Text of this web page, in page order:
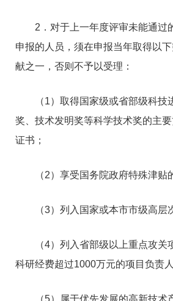
2．对于上一年度评审未能通过
申报的人员，须在申报当年取得以
献之一，否则不予以受理：
（1）取得国家级或省部级科技
奖、技术发明奖等科学技术奖的主
证书；
（2）享受国务院政府特殊津贴
（3）列入国家或本市市级高层
（4）列入省部级以上重点攻关项
科研经费超过1000万元的项目负责人
（5）属于优先发展的高新技术